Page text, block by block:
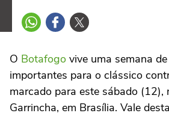
O Botafogo vive uma semana
importantes para o clássico
marcado para este sábado (12),
Garrincha, em Brasília. Vale